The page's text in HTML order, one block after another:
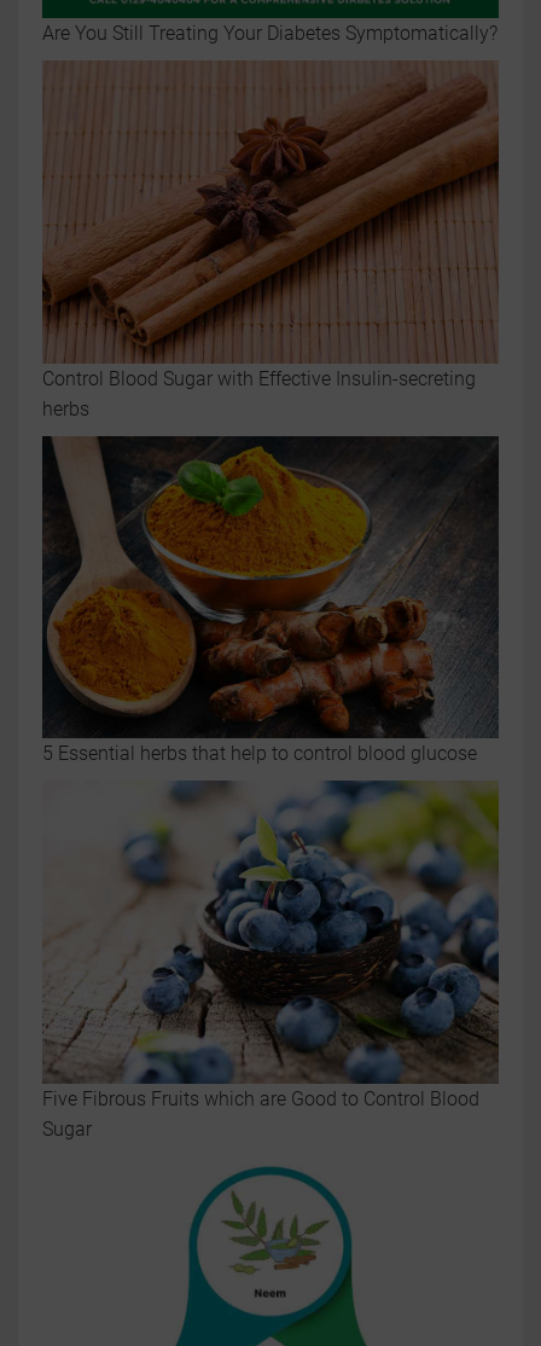
Are You Still Treating Your Diabetes Symptomatically?
Control Blood Sugar with Effective Insulin-secreting
herbs
5 Essential herbs that help to control blood glucose
Five Fibrous Fruits which are Good to Control Blood
Sugar